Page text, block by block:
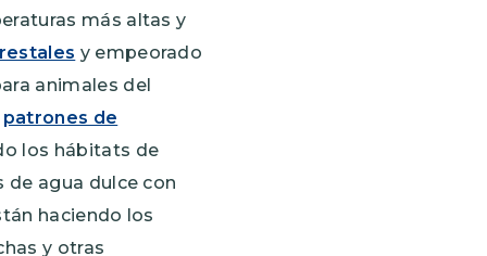
más altas y
y empeorado
animales del
patrones de
los hábitats de
agua dulce con
haciendo los
y otras